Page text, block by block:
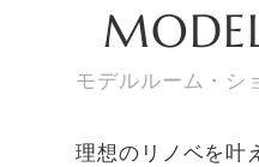
モデルルーム・シ
理想のリノベを叶